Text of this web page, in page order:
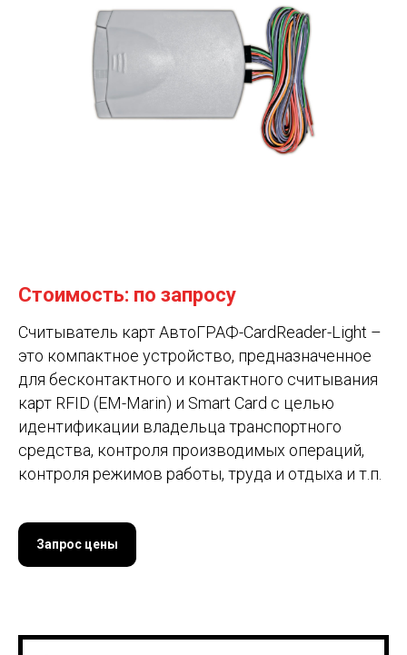
Стоимость: по запросу
Считыватель карт АвтоГРАФ-CardReader-Light –
это компактное устройство, предназначенное
для бесконтактного и контактного считывания
карт RFID (EM-Marin) и Smart Card с целью
идентификации владельца транспортного
средства, контроля производимых операций,
контроля режимов работы, труда и отдыха и т.п.
Запрос цены